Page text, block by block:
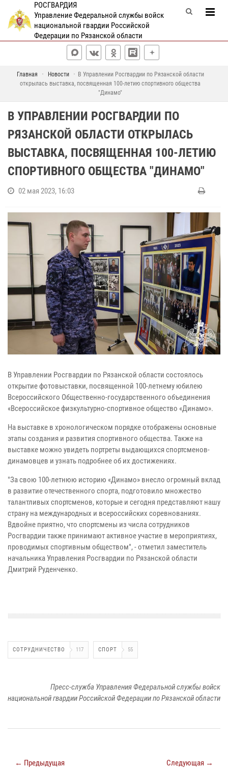
РОСГВАРДИЯ
Управление Федеральной службы войск
национальной гвардии Российской
Федерации по Рязанской области
Главная Новости
В Управлении Росгвардии по Рязанской области
открылась выставка, посвященная 100-летию спортивного общества
"Динамо"
В УПРАВЛЕНИИ РОСГВАРДИИ ПО
РЯЗАНСКОЙ ОБЛАСТИ ОТКРЫЛАСЬ
ВЫСТАВКА, ПОСВЯЩЕННАЯ 100-ЛЕТИЮ
СПОРТИВНОГО ОБЩЕСТВА "ДИНАМО"
02 мая 2023, 16:03
В Управлении Росгвардии по Рязанской области состоялось
открытие фотовыставки, посвященной 100-летнему юбилею
Всероссийского Общественно-государственного объединения
«Всероссийское физкультурно-спортивное общество «Динамо».
На выставке в хронологическом порядке отображены основные
этапы создания и развития спортивного общества. Также на
выставке можно увидеть портреты выдающихся спортсменов-
динамовцев и узнать подробнее об их достижениях.
"За свою 100-летнюю историю «Динамо» внесло огромный вклад
в развитие отечественного спорта, подготовило множество
талантливых спортсменов, которые и сегодня представляют нашу
страну на международных и всероссийских соревнованиях.
Вдвойне приятно, что спортсмены из числа сотрудников
Росгвардии также принимают активное участие в мероприятиях,
проводимых спортивным обществом", - отметил заместитель
начальника Управления Росгвардии по Рязанской области
Дмитрий Руденченко.
СОТРУДНИЧЕСТВО 117 СПОРТ 55
Пресс-служба Управления Федеральной службы войск
национальной гвардии Российской Федерации по Рязанской области
← Предыдущая Следующая →